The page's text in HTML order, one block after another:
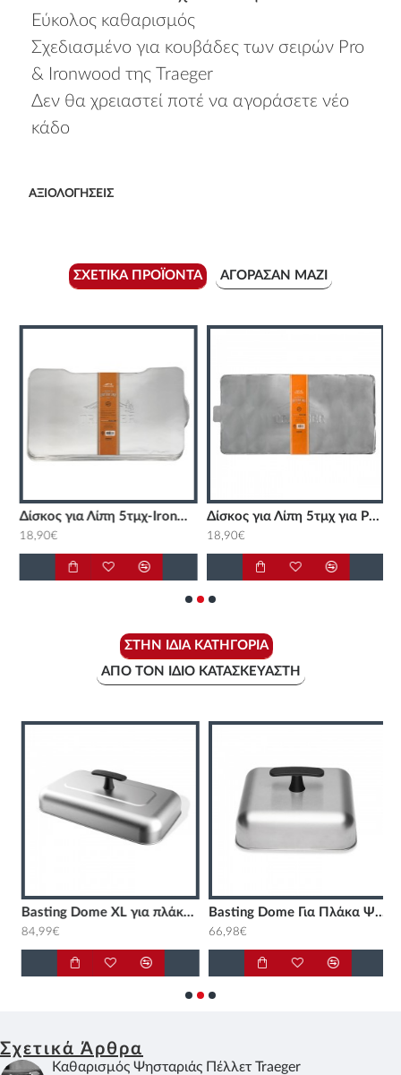
Εύκολος καθαρισμός
Σχεδιασμένο για κουβάδες των σειρών Pro
& Ironwood της Traeger
Δεν θα χρειαστεί ποτέ να αγοράσετε νέο
κάδο
ΑΞΙΟΛΟΓΉΣΕΙΣ
ΣΧΕΤΙΚΆ ΠΡΟΪΌΝΤΑ ΑΓΌΡΑΣΑΝ ΜΑΖΊ
Δίσκος για Λίπη 5τμχ-Ironwood 885
18,90€
Δίσκος για Λίπη 5τμχ για PRO D2 780 Traeger
18,90€
ΣΤΗΝ ΊΔΙΑ ΚΑΤΗΓΟΡΊΑ
ΑΠΌ ΤΟΝ ΊΔΙΟ ΚΑΤΑΣΚΕΥΑΣΤΉ
Basting Dome XL για πλάκα ψησίματος Weber
84,99€
Basting Dome Για Πλάκα Ψησίματος Weber
66,98€
Σχετικά Άρθρα
Καθαρισμός Ψησταριάς Πέλλετ Traeger